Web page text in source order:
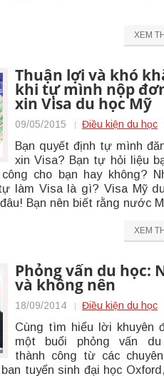
XEM
Thuận lợi và khó
khi tự mình nộp
xin Visa du học Mỹ
09/05/2015 Điều kiện du học
Bạn quyết định tự mình
xin Visa? Bạn tự hỏi liệu
cho bạn hay không?
làm Visa là gì? Visa Mỹ
Bạn nên biết rằng nước
XEM
Phỏng vấn du học:
và không nên
18/09/2014 Điều kiện du học
Cùng tìm hiểu lời khuyên
một buổi phỏng vấn
thành công từ các
tuyển sinh đại học